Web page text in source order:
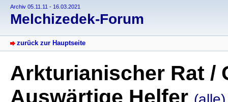
Archiv 05.11.11 - 16.03.2021
Melchizedek-Forum
zurück zur Hauptseite
Arkturianischer Rat /
Auswärtige Helfer